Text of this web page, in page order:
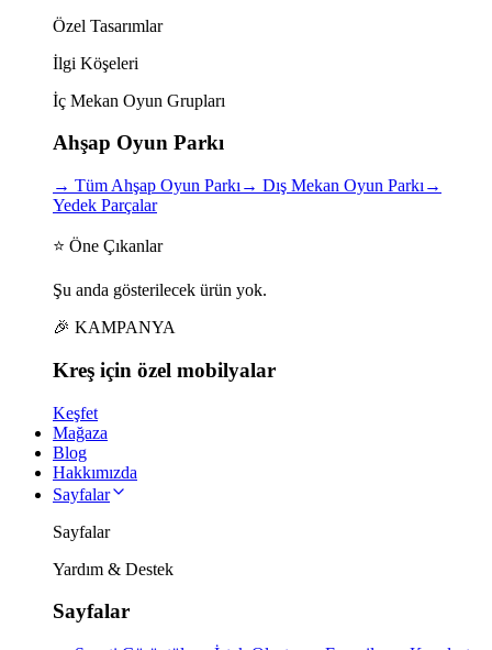
Özel Tasarımlar
İlgi Köşeleri
İç Mekan Oyun Grupları
Ahşap Oyun Parkı
→ Tüm Ahşap Oyun Parkı → Dış Mekan Oyun Parkı →
Yedek Parçalar
⭐ Öne Çıkanlar
Şu anda gösterilecek ürün yok.
🎉 KAMPANYA
Kreş için özel mobilyalar
Keşfet
Mağaza
Blog
Hakkımızda
Sayfalar
Sayfalar
Yardım & Destek
Sayfalar